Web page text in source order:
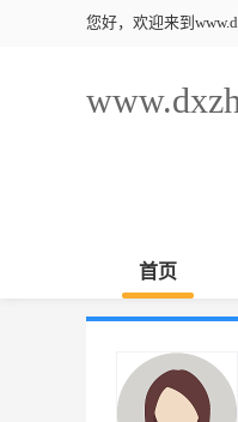
您好，欢迎来到
首页